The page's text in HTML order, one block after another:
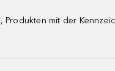
mit der